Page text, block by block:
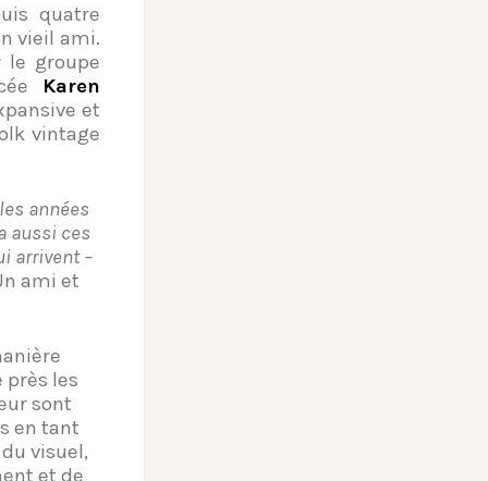
quatre
vieil ami.
le groupe
Karen
et
vintage
années
aussi ces
arrivent –
ami et
les
sont
en tant
visuel,
et de